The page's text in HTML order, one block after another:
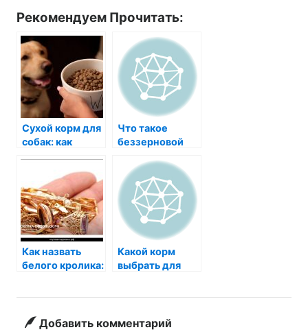
Рекомендуем Прочитать:
Сухой корм для
собак: как
полезный и
качественный?
Что такое
беззерновой
Как назвать
белого кролика:
друга
Какой корм
выбрать для
Добавить комментарий